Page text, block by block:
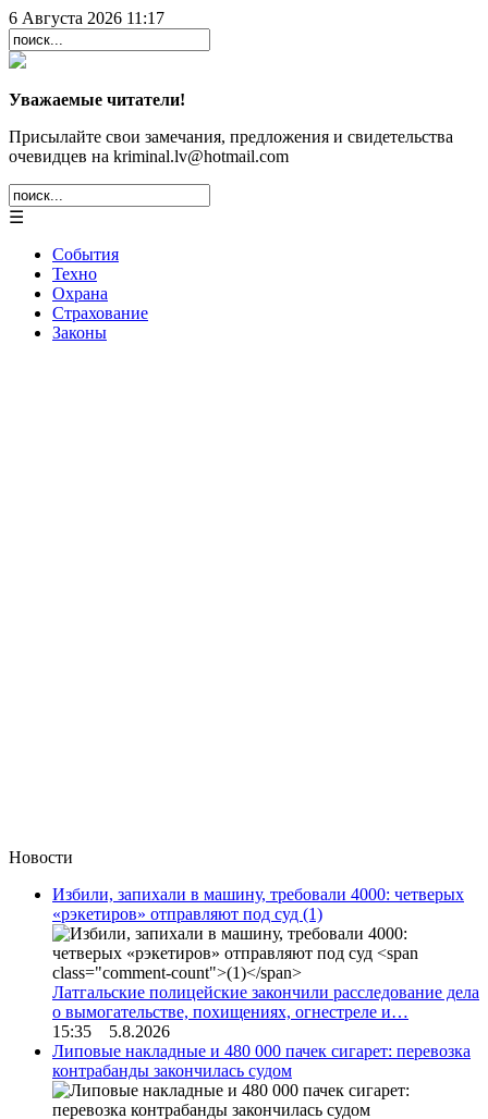
6 Августа 2026 11:17
Уважаемые читатели!
Присылайте свои замечания, предложения и свидетельства
очевидцев на kriminal.lv@hotmail.com
☰
События
Техно
Охрана
Страхование
Законы
Новости
Избили, запихали в машину, требовали 4000: четверых
«рэкетиров» отправляют под суд (1)
Латгальские полицейские закончили расследование дела
о вымогательстве, похищениях, огнестреле и…
15:35 5.8.2026
Липовые накладные и 480 000 пачек сигарет: перевозка
контрабанды закончилась судом